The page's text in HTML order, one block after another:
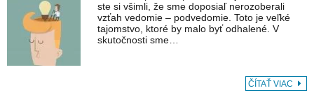
ste si všimli, že sme doposiaľ nerozoberali
vzťah vedomie – podvedomie. Toto je veľké
tajomstvo, ktoré by malo byť odhalené. V
skutočnosti sme…
ČÍTAŤ VIAC